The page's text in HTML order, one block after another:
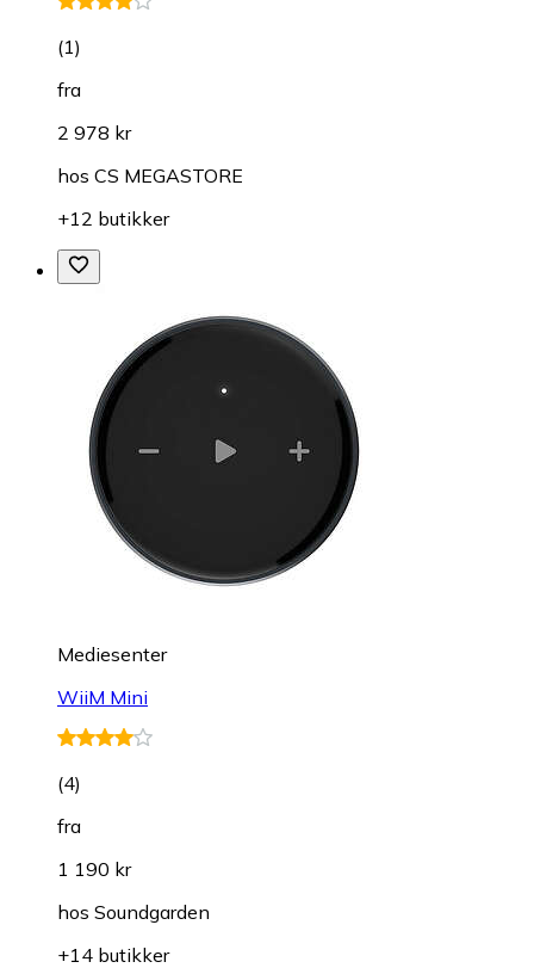
(1)
fra
2 978 kr
hos CS MEGASTORE
+12 butikker
Mediesenter
WiiM Mini
(4)
fra
1 190 kr
hos Soundgarden
+14 butikker